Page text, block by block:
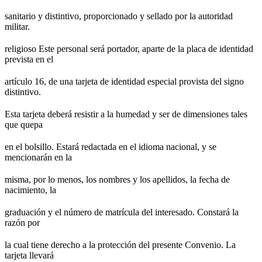
sanitario y distintivo, proporcionado y sellado por la autoridad
militar.
religioso Este personal será portador, aparte de la placa de identidad
prevista en el
artículo 16, de una tarjeta de identidad especial provista del signo
distintivo.
Esta tarjeta deberá resistir a la humedad y ser de dimensiones tales
que quepa
en el bolsillo. Estará redactada en el idioma nacional, y se
mencionarán en la
misma, por lo menos, los nombres y los apellidos, la fecha de
nacimiento, la
graduación y el número de matrícula del interesado. Constará la
razón por
la cual tiene derecho a la protección del presente Convenio. La
tarjeta llevará